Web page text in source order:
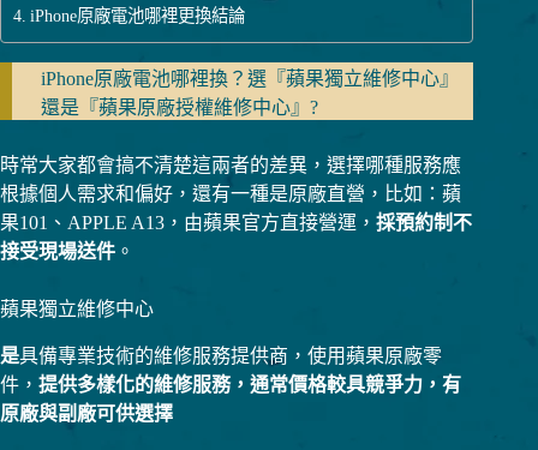
iPhone原廠電池哪裡更換結論
iPhone原廠電池哪裡換？選『蘋果獨立維修中心』
還是『蘋果原廠授權維修中心』?
時常大家都會搞不清楚這兩者的差異，選擇哪種服務應
根據個人需求和偏好，還有一種是原廠直營，比如：蘋
果101、APPLE A13，由蘋果官方直接營運， 採預約制不
接受現場送件 。
蘋果獨立維修中心
是具備專業技術的維修服務提供商，使用蘋果原廠零
件， 提供多樣化的維修服務，通常價格較具競爭力，有
原廠與副廠可供選擇